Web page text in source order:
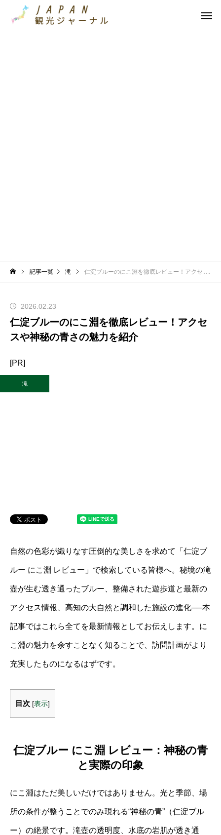
記事一覧 滝 仁淀ブルーのにこ淵を徹底レビュー！アクセスや神秘の青さの魅力を紹介
2026.02.23
仁淀ブルーのにこ淵を徹底レビュー！アクセ
スや神秘の青さの魅力を紹介
[PR]
滝
自然の色彩が織りなす圧倒的な美しさを求めて「仁淀ブ
ルー にこ淵 レビュー」で検索している皆様へ。秘境の滝
壺が生む透き通ったブルー、整備された遊歩道と最新の
アクセス情報、高知の大自然と調和した施設の進化──本
記事ではこれら全てを最新情報としてお伝えします。に
こ淵の魅力を余すことなく知ることで、訪問計画がより
充実したものになるはずです。
目次 [表示]
仁淀ブルー にこ淵 レビュー：神秘の青
と実際の印象
にこ淵はただ美しいだけではありません。光と季節、場
所の条件が整うことでのみ現れる“神秘の青”（仁淀ブル
ー）の絶景です。滝壺の透明度、水底の岩肌が透き通